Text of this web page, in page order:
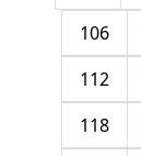
106
112
118